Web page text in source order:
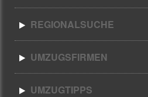
REGIONALSUCHE
UMZUGSFIRMEN
UMZUGTIPPS